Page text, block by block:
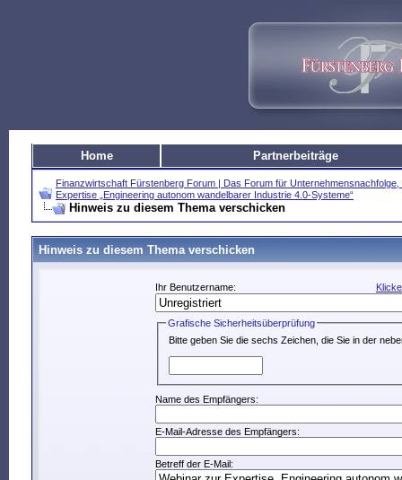
Home Partnerbeiträge
Finanzwirtschaft Fürstenberg Forum | Das Forum für
Expertise „Engineering autonom wandelbarer Industrie 4.0-Systeme“
Hinweis zu diesem Thema verschicken
Hinweis zu diesem Thema verschicken
Ihr Benutzername:
Grafische Sicherheitsüberprüfung
Bitte geben Sie die sechs Zeichen, die Sie in der
Name des Empfängers:
E-Mail-Adresse des Empfängers:
Betreff der E-Mail: